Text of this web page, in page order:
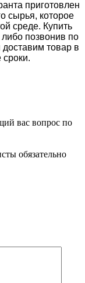
приготовлен
сырья, которое
среде. Купить
либо позвонив по
товар в
вас вопрос по
обязательно